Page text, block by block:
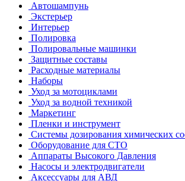
Автошампунь
Экстерьер
Интерьер
Полировка
Полировальные машинки
Защитные составы
Расходные материалы
Наборы
Уход за мотоциклами
Уход за водной техникой
Маркетинг
Пленки и инструмент
Системы дозирования химических
Оборудование для СТО
Аппараты Высокого Давления
Насосы и электродвигатели
Аксессуары для АВД